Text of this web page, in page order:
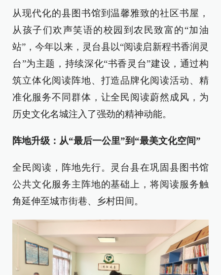
从现代化的县图书馆到温馨雅致的社区书屋，
从孩子们欢声笑语的校园到农民致富的“加油
站”，今年以来，灵台县以“阅读启新程书香润灵
台”为主题，持续深化“书香灵台”建设，通过构
筑立体化阅读阵地、打造品牌化阅读活动、精
准化服务不同群体，让全民阅读蔚然成风，为
历史文化名城注入了强劲的精神动能。
阵地升级：从“最后一公里”到“最美文化空间”
全民阅读，阵地先行。灵台县在巩固县图书馆
公共文化服务主阵地的基础上，将阅读服务触
角延伸至城市街巷、乡村田间。